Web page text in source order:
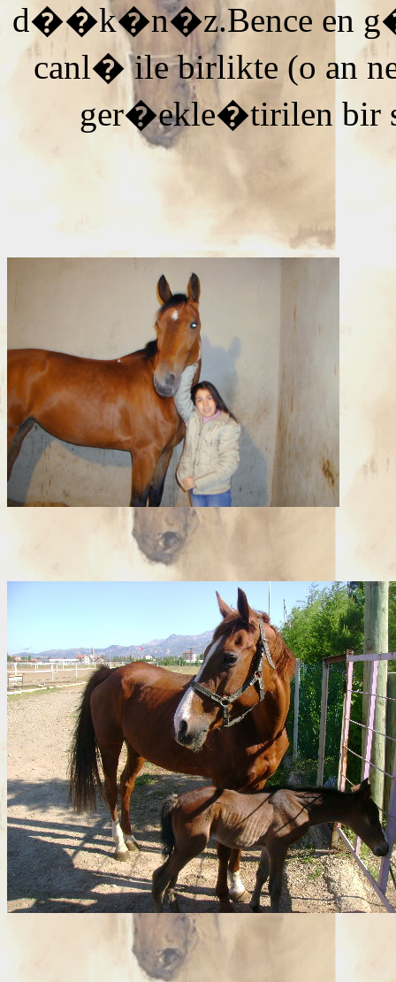
d��k�n�z.Bence en
canl� ile birlikte (o an
ger�ekle�tirilen bir